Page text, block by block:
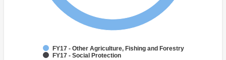
FY17 - Other Agriculture, Fishing and Forestry
FY17 - Social Protection